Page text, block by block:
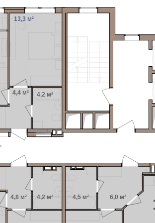
4,2 м²
4,8 м²
4,2 м²
4,4 м²
13,3 м²
4,5 м² 6,0 м²